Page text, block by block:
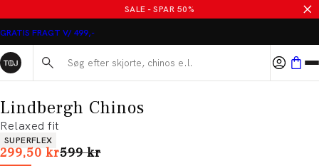
SALE - SPAR 50%
GRATIS FRAGT V/ 499,-
Søg her...
Lindbergh Chinos
Relaxed fit
Produkt egenskaber
SUPERFLEX
299,50 krI alt (uden rabat)
599 kr